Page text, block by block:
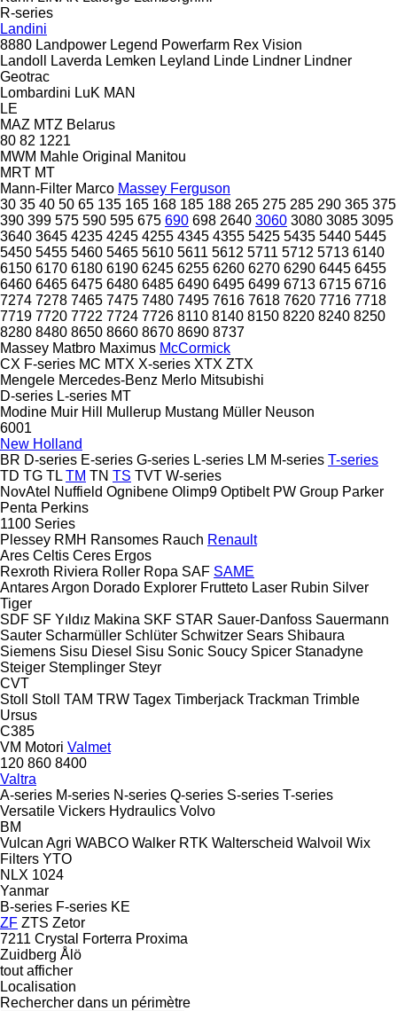
R-series
Landini
8880 Landpower Legend Powerfarm Rex Vision
Landoll
Laverda Lemken Leyland Linde Lindner Lindner
Geotrac
Lombardini LuK MAN
LE
MAZ MTZ Belarus
80 82 1221
MWM Mahle Original
Manitou
MRT MT
Mann-Filter Marco Massey Ferguson
30 35 40 50 65 135 165 168 185 188 265 275 285 290 365 375
390 399 575 590 595 675 690 698 2640 3060 3080 3085 3095
3640 3645 4235 4245 4255 4345 4355 5425 5435 5440 5445
5450 5455 5460 5465 5610 5611 5612 5711 5712 5713 6140
6150 6170 6180 6190 6245 6255 6260 6270 6290 6445 6455
6460 6465 6475 6480 6485 6490 6495 6499 6713 6715 6716
7274 7278 7465 7475 7480 7495 7616 7618 7620 7716 7718
7719 7720 7722 7724 7726 8110 8140 8150 8220 8240 8250
8280 8480 8650 8660 8670 8690 8737
Massey Matbro Maximus McCormick
CX F-series MC MTX X-series XTX ZTX
Mengele Mercedes-Benz Merlo Mitsubishi
D-series L-series MT
Modine Muir Hill Mullerup Mustang Müller Neuson
6001
New Holland
BR D-series E-series G-series L-series LM M-series T-series
TD TG TL TM TN TS TVT W-series
NovAtel Nuffield Ognibene Olimp9 Optibelt PW Group Parker
Penta Perkins
1100 Series
Plessey RMH Ransomes Rauch Renault
Ares Celtis Ceres Ergos
Rexroth Riviera Roller Ropa SAF SAME
AntaresArgon Dorado Explorer Frutteto Laser Rubin Silver
Tiger
SDF SF Yıldız Makina SKF STAR Sauer-Danfoss Sauermann
Sauter Scharmüller Schlüter Schwitzer Sears Shibaura
Siemens Sisu Diesel Sisu Sonic Soucy Spicer Stanadyne
Steiger Stemplinger Steyr
CVT
Stoll
Stoll TAM TRW Tagex Timberjack Trackman Trimble
Ursus
C385
VM Motori Valmet
120 860 8400
Valtra
A-series M-series N-series Q-series S-series T-series
Versatile Vickers Hydraulics Volvo
BM
Vulcan Agri WABCO Walker RTK Walterscheid Walvoil Wix
Filters YTO
NLX 1024
Yanmar
B-series F-series KE
ZF ZTS Zetor
7211 Crystal Forterra Proxima
Zuidberg Ålö
tout afficher
Localisation
Rechercher dans un périmètre